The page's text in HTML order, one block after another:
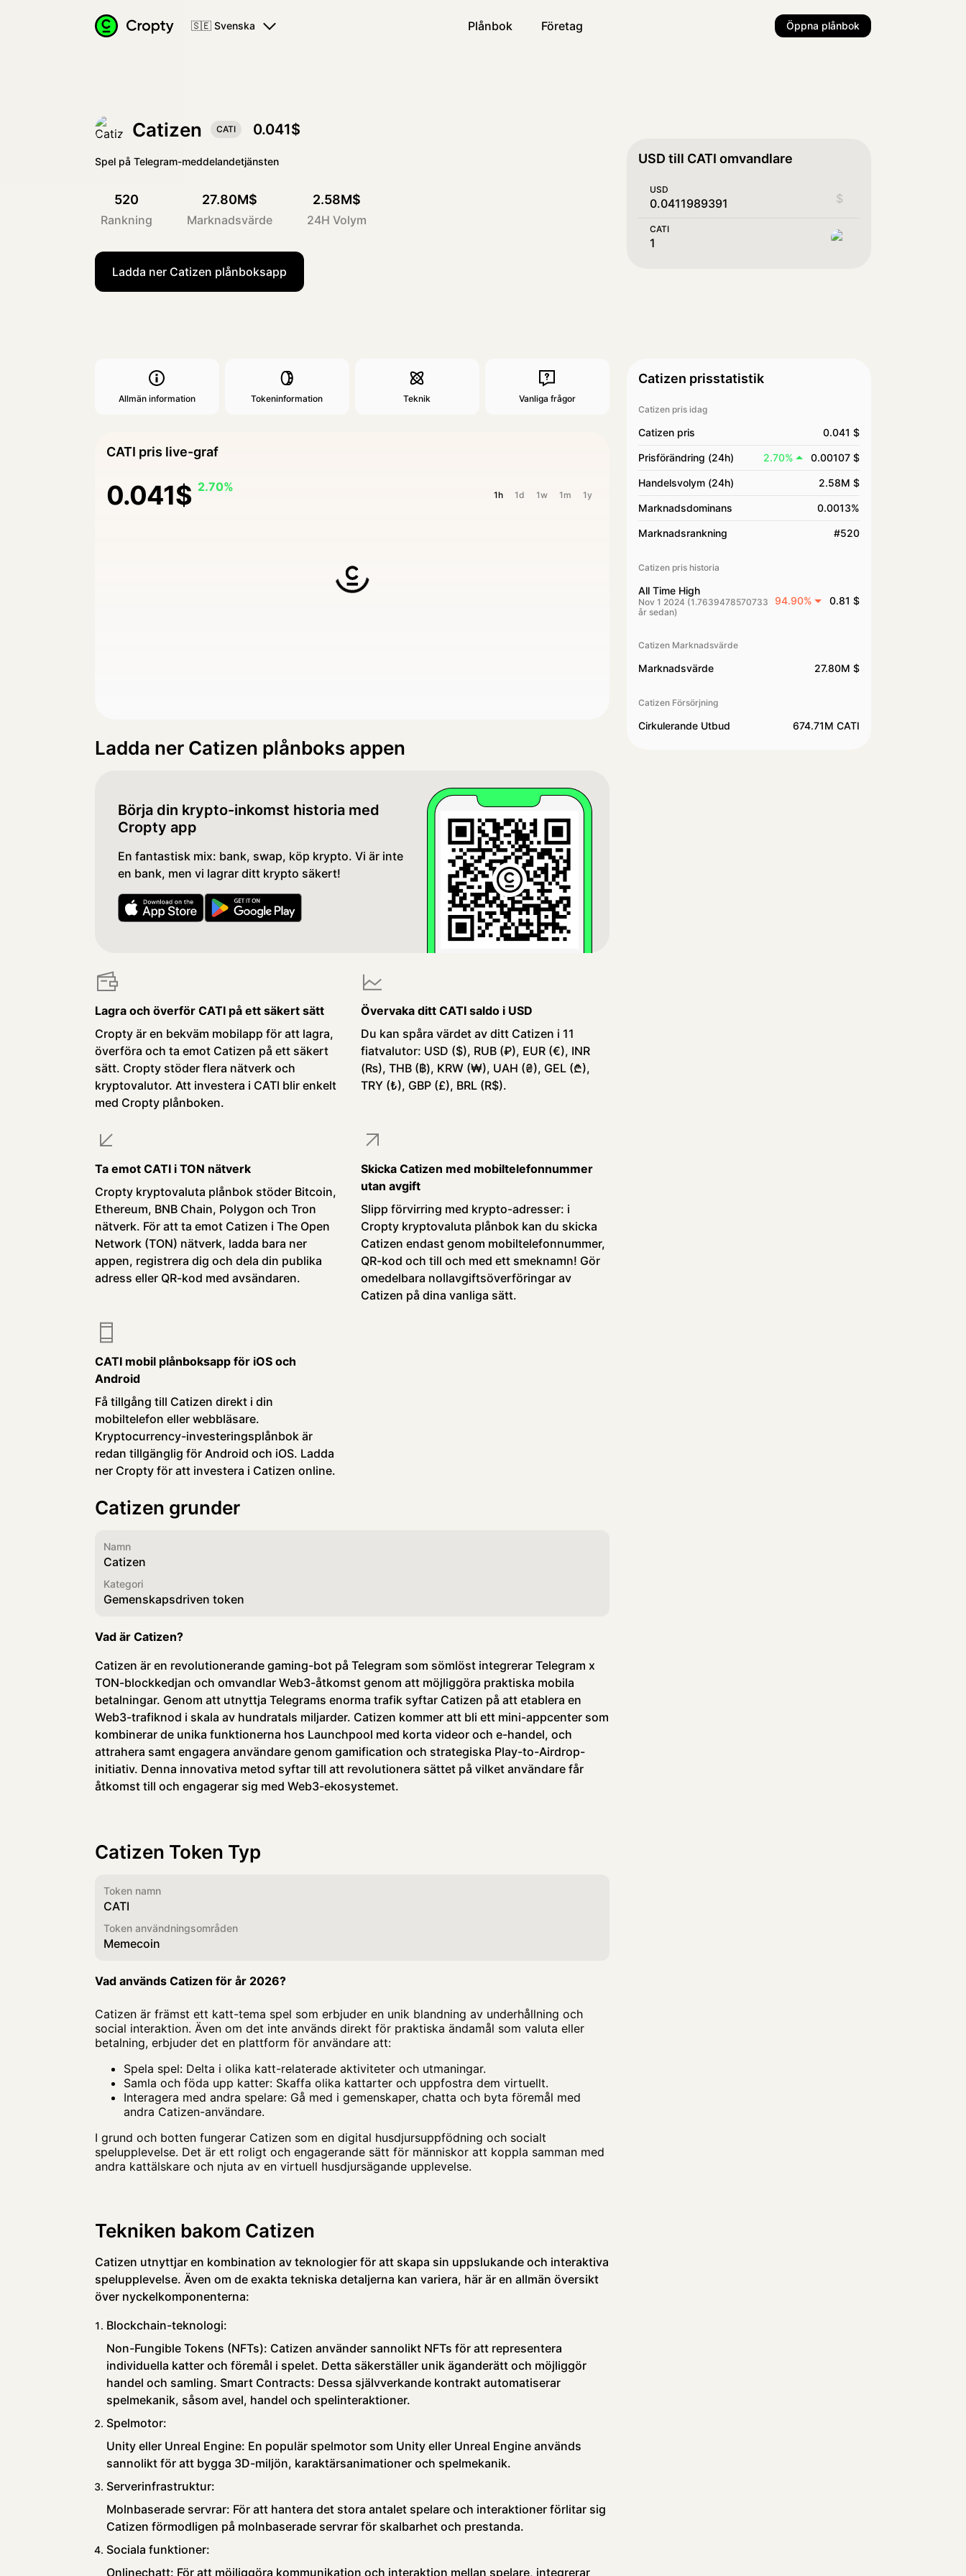
🇸🇪 Svenska Plånbok Företag Öppna plånbok
Catizen CATI 0.041$
Spel på Telegram-meddelandetjänsten
520
Rankning
27.80M$
Marknadsvärde
2.58M$
24H Volym
Ladda ner Catizen plånboksapp
Allmän information Tokeninformation Teknik Vanliga frågor
CATI pris live-graf
0.041$ 2.70%
1h 1d 1w 1m 1y
Ladda ner Catizen plånboks appen
Börja din krypto-inkomst historia med
Cropty app
En fantastisk mix: bank, swap, köp krypto. Vi är inte
en bank, men vi lagrar ditt krypto säkert!
Lagra och överför CATI på ett säkert sätt
Cropty är en bekväm mobilapp för att lagra,
överföra och ta emot Catizen på ett säkert
sätt. Cropty stöder flera nätverk och
kryptovalutor. Att investera i CATI blir enkelt
med Cropty plånboken.
Övervaka ditt CATI saldo i USD
Du kan spåra värdet av ditt Catizen i 11
fiatvalutor: USD ($), RUB (₽), EUR (€), INR
(₨), THB (฿), KRW (₩), UAH (₴), GEL (₾),
TRY (₺), GBP (£), BRL (R$).
Ta emot CATI i TON nätverk
Cropty kryptovaluta plånbok stöder Bitcoin,
Ethereum, BNB Chain, Polygon och Tron
nätverk. För att ta emot Catizen i The Open
Network (TON) nätverk, ladda bara ner
appen, registrera dig och dela din publika
adress eller QR-kod med avsändaren.
Skicka Catizen med mobiltelefonnummer
utan avgift
Slipp förvirring med krypto-adresser: i
Cropty kryptovaluta plånbok kan du skicka
Catizen endast genom mobiltelefonnummer,
QR-kod och till och med ett smeknamn! Gör
omedelbara nollavgiftsöverföringar av
Catizen på dina vanliga sätt.
CATI mobil plånboksapp för iOS och
Android
Få tillgång till Catizen direkt i din
mobiltelefon eller webbläsare.
Kryptocurrency-investeringsplånbok är
redan tillgänglig för Android och iOS. Ladda
ner Cropty för att investera i Catizen online.
Catizen grunder
Namn
Catizen
Kategori
Gemenskapsdriven token
Vad är Catizen?
Catizen är en revolutionerande gaming-bot på Telegram som sömlöst integrerar Telegram x
TON-blockkedjan och omvandlar Web3-åtkomst genom att möjliggöra praktiska mobila
betalningar. Genom att utnyttja Telegrams enorma trafik syftar Catizen på att etablera en
Web3-trafiknod i skala av hundratals miljarder. Catizen kommer att bli ett mini-appcenter som
kombinerar de unika funktionerna hos Launchpool med korta videor och e-handel, och
attrahera samt engagera användare genom gamification och strategiska Play-to-Airdrop-
initiativ. Denna innovativa metod syftar till att revolutionera sättet på vilket användare får
åtkomst till och engagerar sig med Web3-ekosystemet.
Catizen Token Typ
Token namn
CATI
Token användningsområden
Memecoin
Vad används Catizen för år 2026?
Catizen är främst ett katt-tema spel som erbjuder en unik blandning av underhållning och
social interaktion. Även om det inte används direkt för praktiska ändamål som valuta eller
betalning, erbjuder det en plattform för användare att:
Spela spel: Delta i olika katt-relaterade aktiviteter och utmaningar.
Samla och föda upp katter: Skaffa olika kattarter och uppfostra dem virtuellt.
Interagera med andra spelare: Gå med i gemenskaper, chatta och byta föremål med
andra Catizen-användare.
I grund och botten fungerar Catizen som en digital husdjursuppfödning och socialt
spelupplevelse. Det är ett roligt och engagerande sätt för människor att koppla samman med
andra kattälskare och njuta av en virtuell husdjursägande upplevelse.
Tekniken bakom Catizen
Catizen utnyttjar en kombination av teknologier för att skapa sin uppslukande och interaktiva
spelupplevelse. Även om de exakta tekniska detaljerna kan variera, här är en allmän översikt
över nyckelkomponenterna:
Blockchain-teknologi:
Non-Fungible Tokens (NFTs): Catizen använder sannolikt NFTs för att representera
individuella katter och föremål i spelet. Detta säkerställer unik äganderätt och möjliggör
handel och samling. Smart Contracts: Dessa självverkande kontrakt automatiserar
spelmekanik, såsom avel, handel och spelinteraktioner.
Spelmotor:
Unity eller Unreal Engine: En populär spelmotor som Unity eller Unreal Engine används
sannolikt för att bygga 3D-miljön, karaktärsanimationer och spelmekanik.
Serverinfrastruktur:
Molnbaserade servrar: För att hantera det stora antalet spelare och interaktioner förlitar sig
Catizen förmodligen på molnbaserade servrar för skalbarhet och prestanda.
Sociala funktioner:
Onlinechatt: För att möjliggöra kommunikation och interaktion mellan spelare, integrerar
USD till CATI omvandlare
USD
$
CATI
Catizen prisstatistik
Catizen pris idag
Catizen pris 0.041 $
Prisförändring (24h) 2.70% 0.00107 $
Handelsvolym (24h) 2.58M $
Marknadsdominans 0.0013%
Marknadsrankning #520
Catizen pris historia
All Time High
Nov 1 2024 (1.7639478570733
år sedan)
94.90% 0.81 $
Catizen Marknadsvärde
Marknadsvärde 27.80M $
Catizen Försörjning
Cirkulerande Utbud 674.71M CATI